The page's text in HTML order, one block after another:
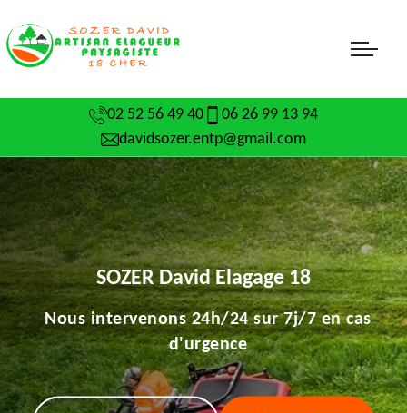
02 52 56 49 40
06 26 99 13 94
davidsozer.entp@gmail.com
SOZER David Elagage 18
Nous intervenons 24h/24 sur 7j/7 en cas
d'urgence